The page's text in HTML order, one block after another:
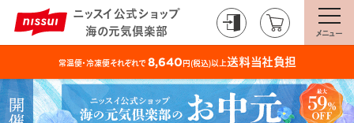
ニッスイ公式ショップ
海の元気倶楽部
メニュー
常温便・冷凍便それぞれで8,640円(税込)以上送料当社負担